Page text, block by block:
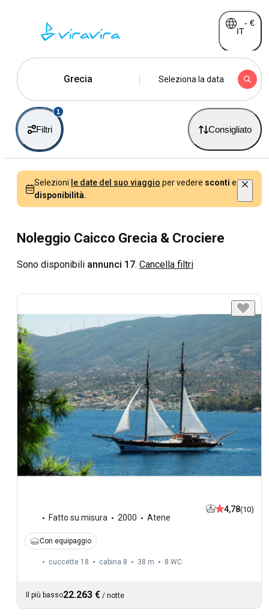
IT
- €
Grecia Seleziona la data
Filtri
1
Consigliato
Selezioni le date del suo viaggio per vedere sconti e
disponibilità.
Noleggio Caicco Grecia & Crociere
Sono disponibili annunci 17. Cancella filtri
Fatto su misura 2000 Atene
4,78(10)
Con equipaggio
cuccette 18 cabina 8 38 m 8 WC
Il più basso22.263 € / notte